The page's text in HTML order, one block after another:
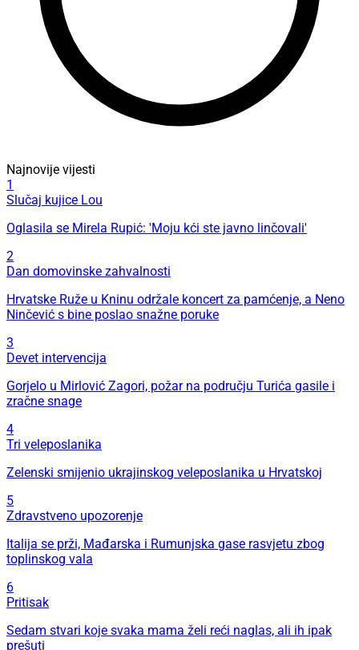
Najnovije vijesti
1
Slučaj kujice Lou
Oglasila se Mirela Rupić: 'Moju kći ste javno linčovali'
2
Dan domovinske zahvalnosti
Hrvatske Ruže u Kninu održale koncert za pamćenje, a Neno
Ninčević s bine poslao snažne poruke
3
Devet intervencija
Gorjelo u Mirlović Zagori, požar na području Turića gasile i
zračne snage
4
Tri veleposlanika
Zelenski smijenio ukrajinskog veleposlanika u Hrvatskoj
5
Zdravstveno upozorenje
Italija se prži, Mađarska i Rumunjska gase rasvjetu zbog
toplinskog vala
6
Pritisak
Sedam stvari koje svaka mama želi reći naglas, ali ih ipak
prešuti